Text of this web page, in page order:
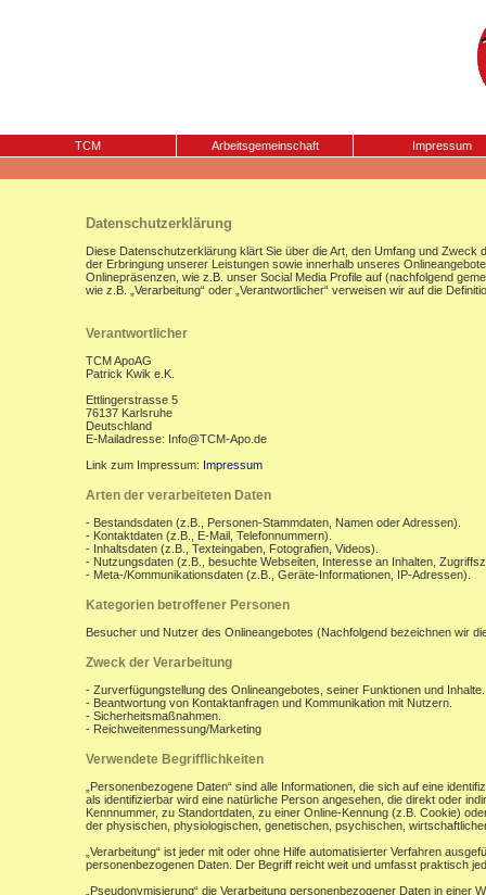
TCM Arbeitsgemeinschaft Impressum
Datenschutzerklärung
Diese Datenschutzerklärung klärt Sie über die Art, den Umfang und
der Erbringung unserer Leistungen sowie innerhalb unseres
Onlinepräsenzen, wie z.B. unser Social Media Profile auf (nachfolgend
wie z.B. „Verarbeitung“ oder „Verantwortlicher“ verweisen wir auf die
Verantwortlicher
TCM ApoAG
Patrick Kwik e.K.
Ettlingerstrasse 5
76137 Karlsruhe
Deutschland
E-Mailadresse: Info@TCM-Apo.de
Link zum Impressum: Impressum
Arten der verarbeiteten Daten
- Bestandsdaten (z.B., Personen-Stammdaten, Namen oder Adressen).
- Kontaktdaten (z.B., E-Mail, Telefonnummern).
- Inhaltsdaten (z.B., Texteingaben, Fotografien, Videos).
- Nutzungsdaten (z.B., besuchte Webseiten, Interesse an Inhalten,
- Meta-/Kommunikationsdaten (z.B., Geräte-Informationen, IP-Adressen).
Kategorien betroffener Personen
Besucher und Nutzer des Onlineangebotes (Nachfolgend bezeichnen wir
Zweck der Verarbeitung
- Zurverfügungstellung des Onlineangebotes, seiner Funktionen und Inhalte.
- Beantwortung von Kontaktanfragen und Kommunikation mit Nutzern.
- Sicherheitsmaßnahmen.
- Reichweitenmessung/Marketing
Verwendete Begrifflichkeiten
„Personenbezogene Daten“ sind alle Informationen, die sich auf eine
als identifizierbar wird eine natürliche Person angesehen, die direkt oder
Kennnummer, zu Standortdaten, zu einer Online-Kennung (z.B. Cookie)
der physischen, physiologischen, genetischen, psychischen,
„Verarbeitung“ ist jeder mit oder ohne Hilfe automatisierter Verfahren
personenbezogenen Daten. Der Begriff reicht weit und umfasst praktisch
„Pseudonymisierung“ die Verarbeitung personenbezogener Daten in